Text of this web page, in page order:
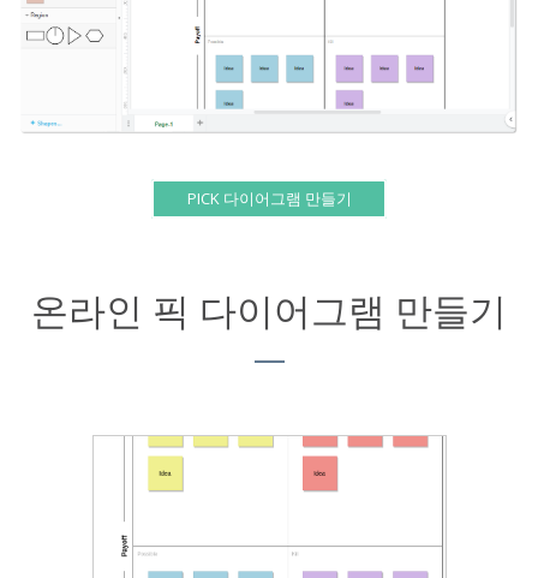
PICK 다이어그램 만들기
온라인 픽 다이어그램 만들기